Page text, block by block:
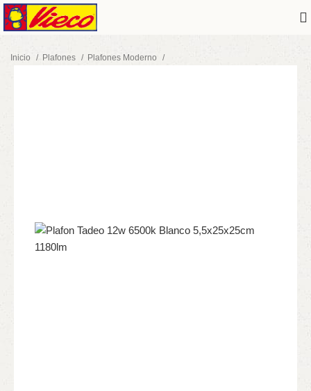
Inicio Plafones Plafones Moderno